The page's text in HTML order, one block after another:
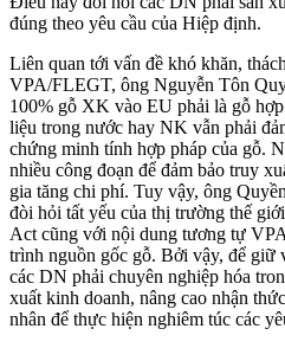
đúng theo yêu cầu của Hiệp định.
Liên quan tới vấn đề khó khăn,
VPA/FLEGT, ông Nguyễn Tôn
100% gỗ XK vào EU phải là gỗ
liệu trong nước hay NK vẫn phải
chứng minh tính hợp pháp của gỗ.
nhiều công đoạn để đảm bảo truy
gia tăng chi phí. Tuy vậy, ông
đòi hỏi tất yếu của thị trường thế
Act cũng với nội dung tương tự
trình nguồn gốc gỗ. Bởi vậy, để
các DN phải chuyên nghiệp hóa
xuất kinh doanh, nâng cao nhận
nhân để thực hiện nghiêm túc các